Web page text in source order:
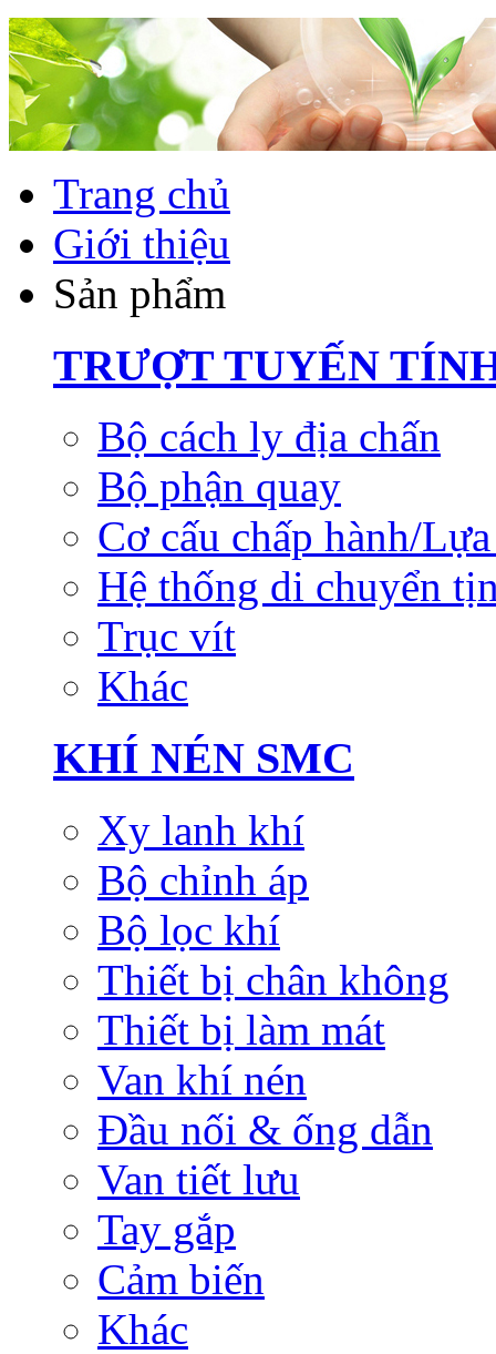
Trang chủ
Giới thiệu
Sản phẩm
TRƯỢT TUYẾN
Bộ cách ly địa chấn
Bộ phận quay
Cơ cấu chấp hành/
Hệ thống di chuyển
Trục vít
Khác
KHÍ NÉN SMC
Xy lanh khí
Bộ chỉnh áp
Bộ lọc khí
Thiết bị chân không
Thiết bị làm mát
Van khí nén
Đầu nối & ống dẫn
Van tiết lưu
Tay gắp
Cảm biến
Khác